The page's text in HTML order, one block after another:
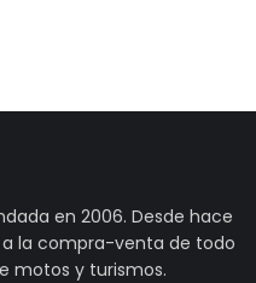
en 2006. Desde hace
la compra-venta de todo
motos y turismos.